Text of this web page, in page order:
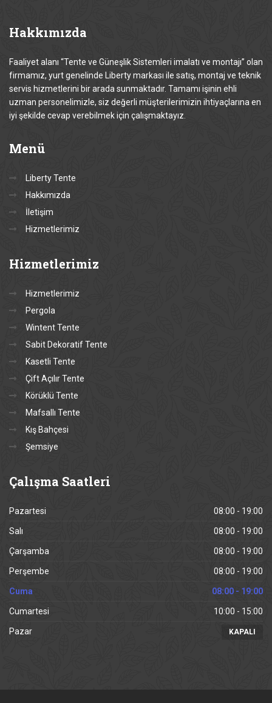
Hakkımızda
Faaliyet alanı “Tente ve Güneşlik Sistemleri imalatı ve montajı” olan
firmamız, yurt genelinde Liberty markası ile satış, montaj ve teknik
servis hizmetlerini bir arada sunmaktadır. Tamamı işinin ehli
uzman personelimizle, siz değerli müşterilerimizin ihtiyaçlarına en
iyi şekilde cevap verebilmek için çalışmaktayız.
Menü
Liberty Tente
Hakkımızda
İletişim
Hizmetlerimiz
Hizmetlerimiz
Hizmetlerimiz
Pergola
Wintent Tente
Sabit Dekoratif Tente
Kasetli Tente
Çift Açılır Tente
Körüklü Tente
Mafsallı Tente
Kış Bahçesi
Şemsiye
Çalışma Saatleri
Pazartesi 08:00 - 19:00
Salı 08:00 - 19:00
Çarşamba 08:00 - 19:00
Perşembe 08:00 - 19:00
Cuma 08:00 - 19:00
Cumartesi 10:00 - 15:00
Pazar KAPALI